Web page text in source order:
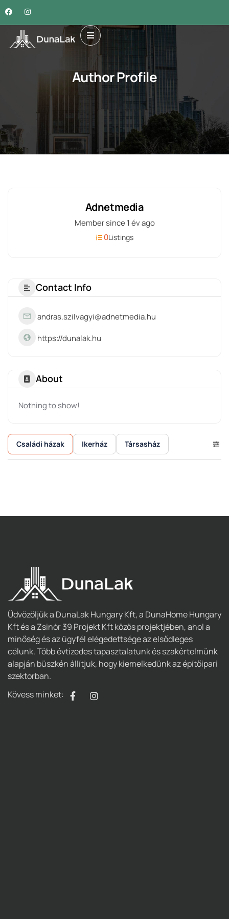
Author Profile
Adnetmedia
Member since 1 év ago
0Listings
Contact Info
andras.szilvagyi@adnetmedia.hu
https://dunalak.hu
About
Nothing to show!
Családi házak Ikerház Társasház
Üdvözöljük a DunaLak Hungary Kft, a DunaHome Hungary
Kft és a Zsinór 39 Projekt Kft közös projektjében, ahol a
minőség és az ügyfél elégedettsége az elsődleges
célunk. Több évtizedes tapasztalatunk és szakértelmünk
alapján büszkén állítjuk, hogy kiemelkedünk az építőipari
szektorban.
Kövess minket: